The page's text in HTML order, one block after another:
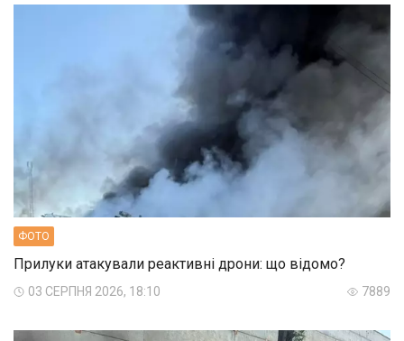
ФОТО
Прилуки атакували реактивні дрони: що відомо?
03 СЕРПНЯ 2026, 18:10 7889